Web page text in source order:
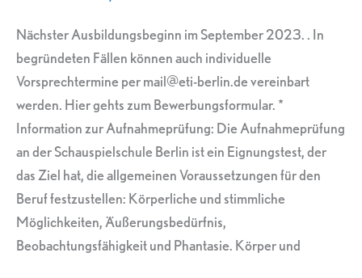
Nächster Ausbildungsbeginn im September 2023. . In
begründeten Fällen können auch individuelle
Vorsprechtermine per mail@eti-berlin.de vereinbart
werden. Hier gehts zum Bewerbungsformular. *
Information zur Aufnahmeprüfung: Die Aufnahmeprüfung
an der Schauspielschule Berlin ist ein Eignungstest, der
das Ziel hat, die allgemeinen Voraussetzungen für den
Beruf festzustellen: Körperliche und stimmliche
Möglichkeiten, Äußerungsbedürfnis,
Beobachtungsfähigkeit und Phantasie. Körper und